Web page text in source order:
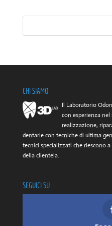
CHI SIAMO
Il Laboratorio
con esperienza
realizzazione,
dentarie con tecniche di ultima
tecnici specializzati che riescono
della clientela.
SEGUICI SU